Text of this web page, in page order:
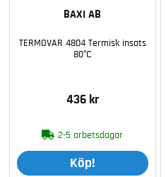
BAXI AB
TERMOVAR 4804 Termisk insats
80°C
436 kr
2-5 arbetsdagar
Köp!